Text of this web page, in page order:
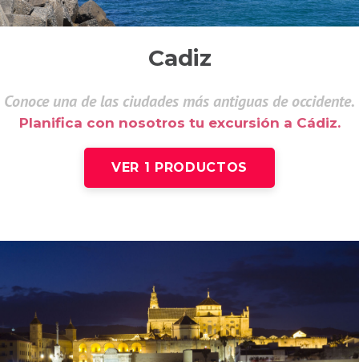
Cadiz
Conoce una de las ciudades más antiguas de occidente.
Planifica con nosotros tu excursión a Cádiz.
VER 1 PRODUCTOS